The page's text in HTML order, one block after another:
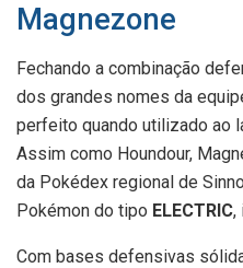
Magnezone
Fechando a combinação
dos grandes nomes da
perfeito quando utilizado ao
Assim como Houndour,
da Pokédex regional de
Pokémon do tipo ELECTRIC,
Com bases defensivas